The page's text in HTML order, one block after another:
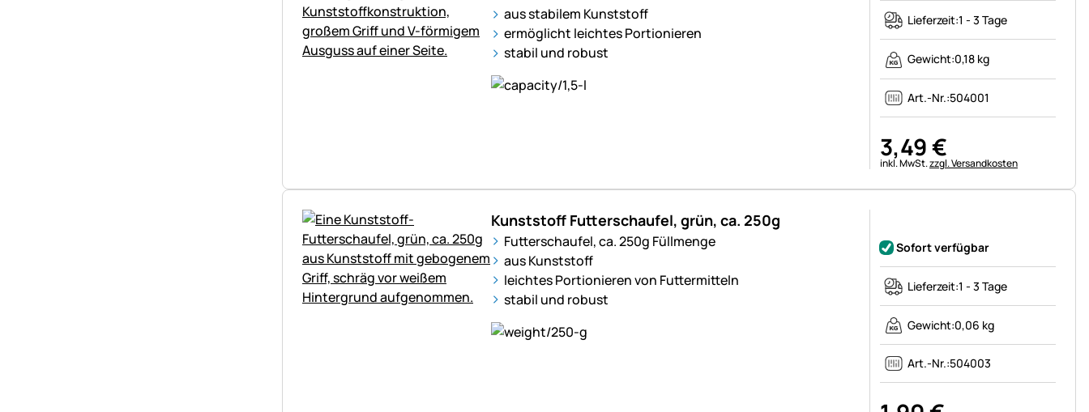
aus stabilem Kunststoff
ermöglicht leichtes Portionieren
stabil und robust
Lieferzeit:1 - 3 Tage
Gewicht:0,18 kg
Art.-Nr.:504001
3,49€
Steuerhinweis:
inkl. MwSt.zzgl. Versandkosten
Kunststoff Futterschaufel, grün, ca. 250g
Futterschaufel, ca. 250g Füllmenge
aus Kunststoff
leichtes Portionieren von Futtermitteln
stabil und robust
Sofort verfügbar
Lieferzeit:1 - 3 Tage
Gewicht:0,06 kg
Art.-Nr.:504003